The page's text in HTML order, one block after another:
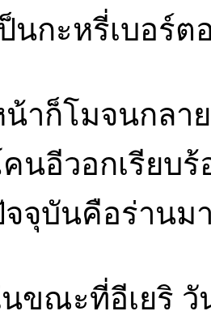
นกะหรี่เบอร์ต
าก็โมจนกลา
นอีวอกเรียบร้
จุบันคือร่านม
ขณะที่อีเยริ วั